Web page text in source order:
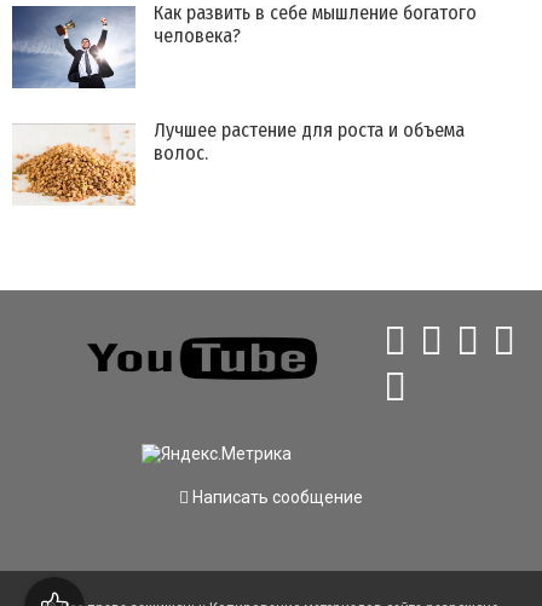
Как развить в себе мышление богатого
человека?
Лучшее растение для роста и объема
волос.
Написать сообщение